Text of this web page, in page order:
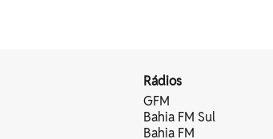
Rádios
GFM
Bahia FM Sul
Bahia FM